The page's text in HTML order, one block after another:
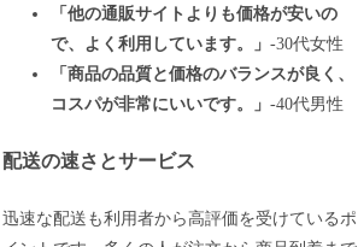
「他の通販サイトよりも価格が安いの
で、よく利用しています。」-30代女性
「商品の品質と価格のバランスが良く、
コスパが非常にいいです。」-40代男性
配送の速さとサービス
迅速な配送も利用者から高評価を受けているポ